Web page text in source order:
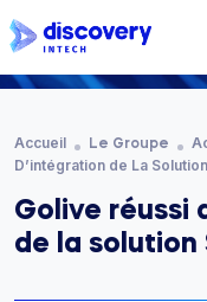
Fil d'Ariane
Accueil Le Groupe
D’intégration de La
Golive réussi
de la solution